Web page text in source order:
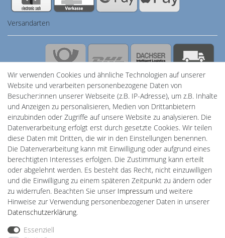
Versandarten
Powered by
Plentino-Shop
gAGaLamp
Wallbox24
Cardanlight-Shop
Batteriespeicher
PlentiSolar
Gebrauchtlicht
Wir verwenden Cookies und ähnliche Technologien auf unserer
Website und verarbeiten personenbezogene Daten von
Besucher:innen unserer Webseite (z.B. IP-Adresse), um z.B. Inhalte
und Anzeigen zu personalisieren, Medien von Drittanbietern
einzubinden oder Zugriffe auf unsere Website zu analysieren. Die
Datenverarbeitung erfolgt erst durch gesetzte Cookies. Wir teilen
diese Daten mit Dritten, die wir in den Einstellungen benennen.
Die Datenverarbeitung kann mit Einwilligung oder aufgrund eines
berechtigten Interesses erfolgen. Die Zustimmung kann erteilt
oder abgelehnt werden. Es besteht das Recht, nicht einzuwilligen
und die Einwilligung zu einem späteren Zeitpunkt zu ändern oder
zu widerrufen. Beachten Sie unser Impressum und weitere
Hinweise zur Verwendung personenbezogener Daten in unserer
Daten­schutz­erklärung.
Essenziell